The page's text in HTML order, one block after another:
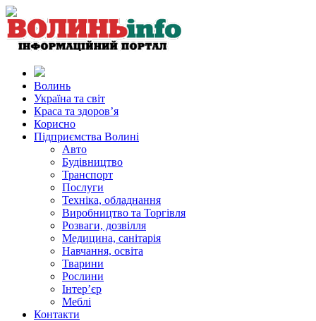
Волинь
Україна та світ
Краса та здоров’я
Корисно
Підприємства Волині
Авто
Будівництво
Транспорт
Послуги
Техніка, обладнання
Виробництво та Торгівля
Розваги, дозвілля
Медицина, санітарія
Навчання, освіта
Тварини
Рослини
Інтер’єр
Меблі
Контакти